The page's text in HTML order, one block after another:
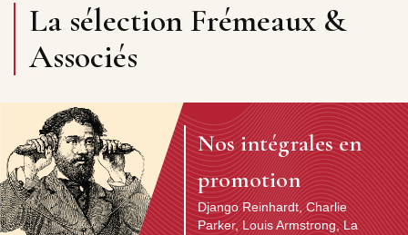
La sélection Frémeaux &
Associés
Nos intégrales en
promotion
Django Reinhardt, Charlie
Parker, Louis Armstrong, La